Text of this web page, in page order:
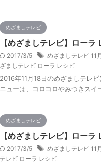
めざましテレビ
【めざましテレビ】ロー
2017/3/5 めざましテレビ 11
ざましテレビ ローラ レシピ
2016年11月18日のめざましテレ
ニューは、コロコロやみつきスイ
めざましテレビ
【めざましテレビ】ロー
2017/3/5 めざましテレビ 11
テレビ ローラ レシピ